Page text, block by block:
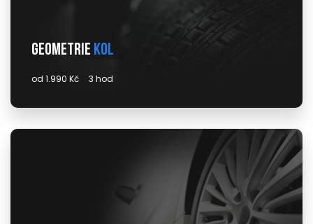
Geometrie kol
od 1.990 Kč 3 hod